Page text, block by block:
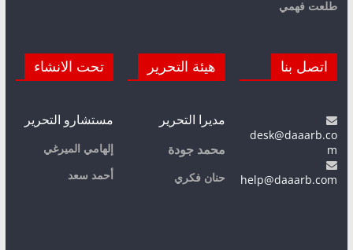
طلعت فهمي
اتصل بنا
desk@daaarb.co
m
help@daaarb.com
هيئة التحرير
مديرا التحرير
محمد جودة
حنان فكري
تحت الانشاء
مستشارو التحرير
إلهامي الميرغي
أحمد سعد